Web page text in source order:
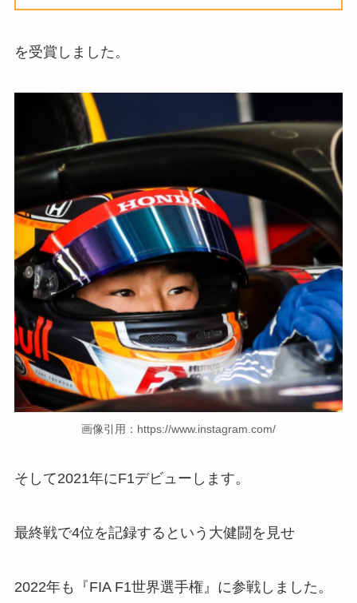
を受賞しました。
画像引用：https://www.instagram.com/
そして2021年にF1デビューします。
最終戦で4位を記録するという大健闘を見せ
2022年も『FIA F1世界選手権』に参戦しました。